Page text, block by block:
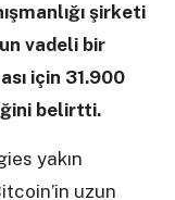
şirketi
vadeli bir
için 31.900
belirtti.
yakın
uzun